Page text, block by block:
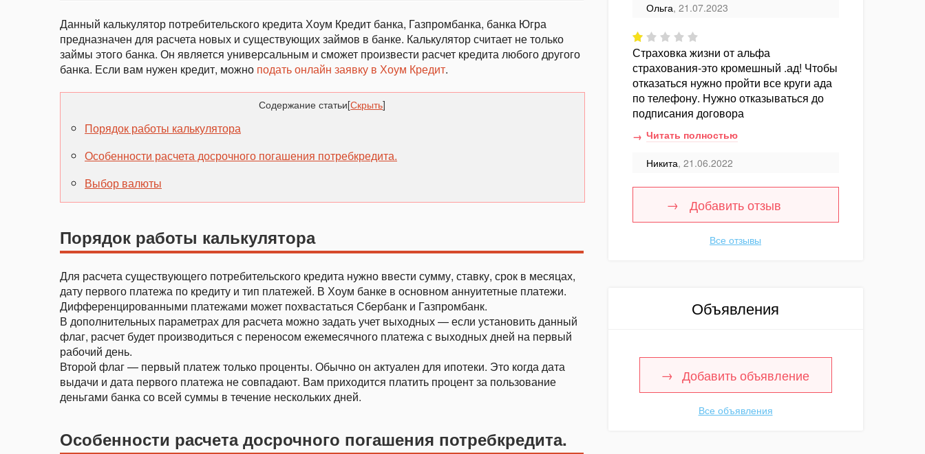
Данный калькулятор потребительского кредита Хоум Кредит банка, Газпромбанка, банка Югра
предназначен для расчета новых и существующих займов в банке. Калькулятор считает не только
займы этого банка. Он является универсальным и сможет произвести расчет кредита любого другого
банка. Если вам нужен кредит, можно подать онлайн заявку в Хоум Кредит.
Содержание статьи[Скрыть]
Порядок работы калькулятора
Особенности расчета досрочного погашения потребкредита.
Выбор валюты
Порядок работы калькулятора
Для расчета существующего потребительского кредита нужно ввести сумму, ставку, срок в месяцах,
дату первого платежа по кредиту и тип платежей. В Хоум банке в основном аннуитетные платежи.
Дифференцированными платежами может похвастаться Сбербанк и Газпромбанк.
В дополнительных параметрах для расчета можно задать учет выходных — если установить данный
флаг, расчет будет производиться с переносом ежемесячного платежа с выходных дней на первый
рабочий день.
Второй флаг — первый платеж только проценты. Обычно он актуален для ипотеки. Это когда дата
выдачи и дата первого платежа не совпадают. Вам приходится платить процент за пользование
деньгами банка со всей суммы в течение нескольких дней.
Особенности расчета досрочного погашения потребкредита.
Ольга, 21.07.2023
Страховка жизни от альфа
страхования-это кромешный .ад! Чтобы
отказаться нужно пройти все круги ада
по телефону. Нужно отказываться до
подписания договора
Читать полностью
Никита, 21.06.2022
Добавить отзыв
Все отзывы
Объявления
Добавить объявление
Все объявления